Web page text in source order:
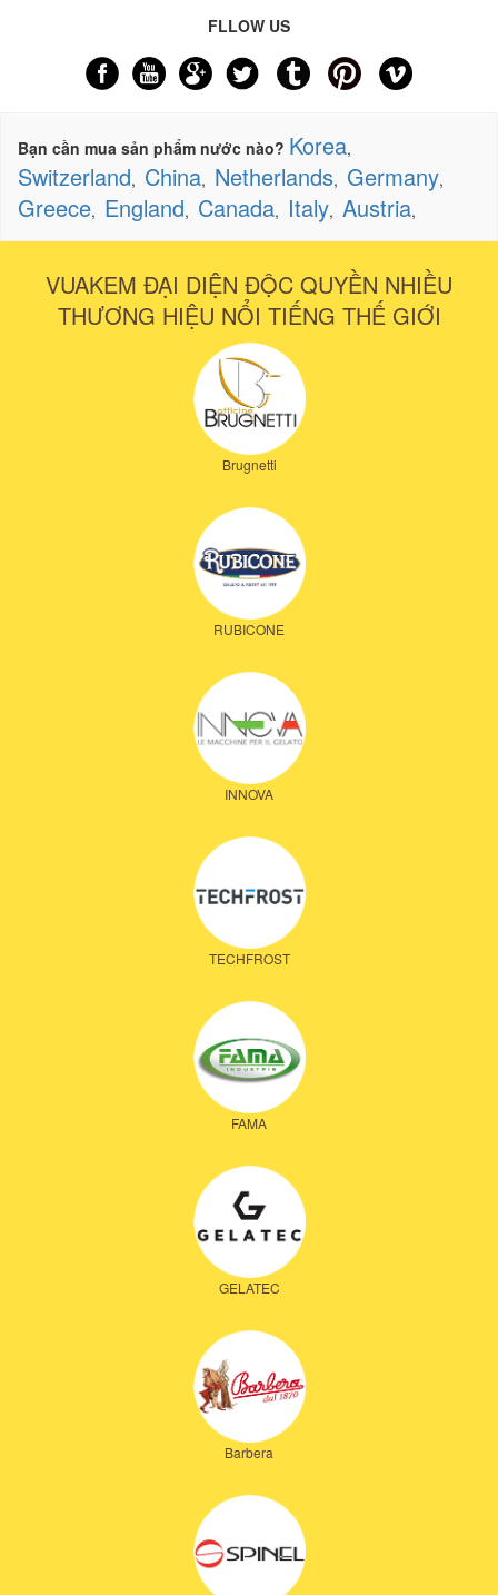
FLLOW US
Bạn cần mua sản phẩm nước nào? Korea,
Switzerland, China, Netherlands, Germany,
Greece, England, Canada, Italy, Austria,
VUAKEM ĐẠI DIỆN ĐỘC QUYỀN NHIỀU
THƯƠNG HIỆU NỔI TIẾNG THẾ GIỚI
Brugnetti
RUBICONE
INNOVA
TECHFROST
FAMA
GELATEC
Barbera